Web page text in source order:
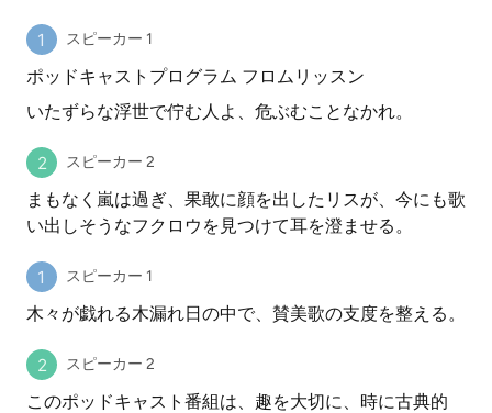
スピーカー 1
ポッドキャストプログラム フロムリッスン
いたずらな浮世で佇む人よ、危ぶむことなかれ。
スピーカー 2
まもなく嵐は過ぎ、果敢に顔を出したリスが、今にも歌
い出しそうなフクロウを見つけて耳を澄ませる。
スピーカー 1
木々が戯れる木漏れ日の中で、賛美歌の支度を整える。
スピーカー 2
このポッドキャスト番組は、趣を大切に、時に古典的